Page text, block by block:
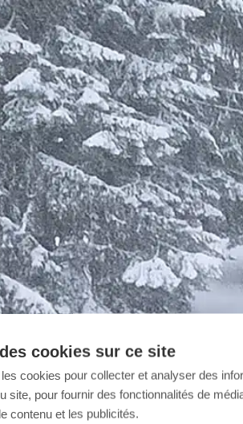
cookies sur ce site
cookies pour collecter et analyser des
site, pour fournir des fonctionnalités de
contenu et les publicités.